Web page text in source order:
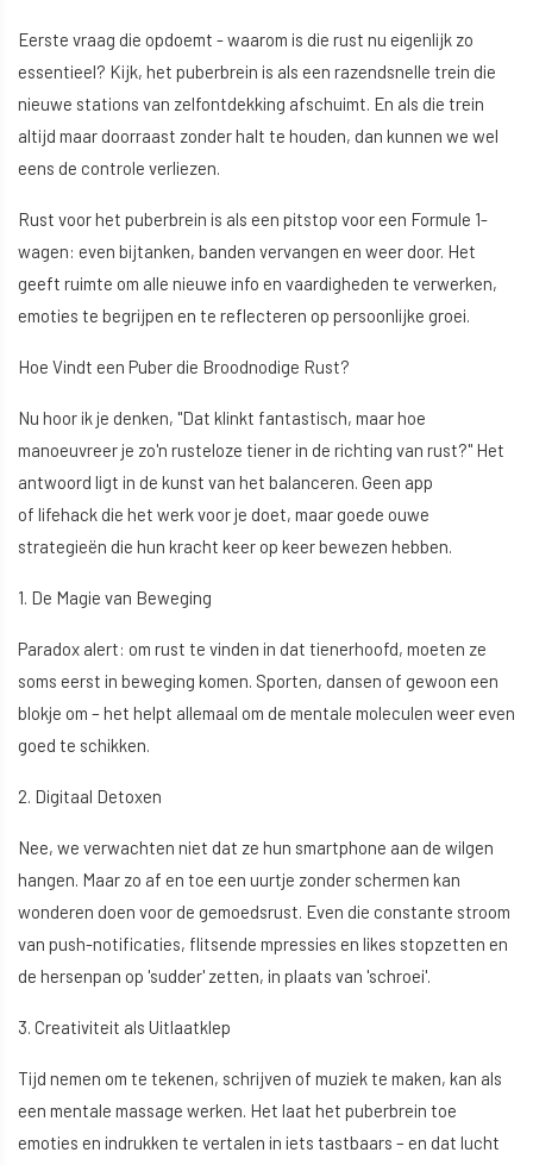
Eerste vraag die opdoemt - waarom is die rust nu eigenlijk zo
essentieel? Kijk, het puberbrein is als een razendsnelle trein die
nieuwe stations van zelfontdekking afschuimt. En als die trein
altijd maar doorraast zonder halt te houden, dan kunnen we wel
eens de controle verliezen.
Rust voor het puberbrein is als een pitstop voor een Formule 1-
wagen: even bijtanken, banden vervangen en weer door. Het
geeft ruimte om alle nieuwe info en vaardigheden te verwerken,
emoties te begrijpen en te reflecteren op persoonlijke groei.
Hoe Vindt een Puber die Broodnodige Rust?
Nu hoor ik je denken, "Dat klinkt fantastisch, maar hoe
manoeuvreer je zo'n rusteloze tiener in de richting van rust?" Het
antwoord ligt in de kunst van het balanceren. Geen app
of lifehack die het werk voor je doet, maar goede ouwe
strategieën die hun kracht keer op keer bewezen hebben.
1. De Magie van Beweging
Paradox alert: om rust te vinden in dat tienerhoofd, moeten ze
soms eerst in beweging komen. Sporten, dansen of gewoon een
blokje om – het helpt allemaal om de mentale moleculen weer even
goed te schikken.
2. Digitaal Detoxen
Nee, we verwachten niet dat ze hun smartphone aan de wilgen
hangen. Maar zo af en toe een uurtje zonder schermen kan
wonderen doen voor de gemoedsrust. Even die constante stroom
van push-notificaties, flitsende mpressies en likes stopzetten en
de hersenpan op 'sudder' zetten, in plaats van 'schroei'.
3. Creativiteit als Uitlaatklep
Tijd nemen om te tekenen, schrijven of muziek te maken, kan als
een mentale massage werken. Het laat het puberbrein toe
emoties en indrukken te vertalen in iets tastbaars – en dat lucht